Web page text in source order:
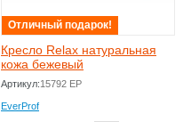
Отличный подарок!
Кресло Relax натуральная
кожа бежевый
Артикул:15792 EP
EverProf